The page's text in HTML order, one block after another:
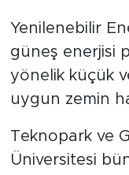
Yenilenebilir
güneş enerjisi
yönelik küçük
uygun zemin
Teknopark ve
Üniversitesi